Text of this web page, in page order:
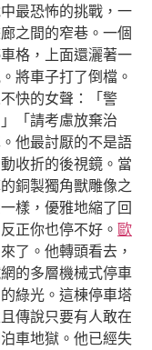
最恐怖的挑戰，一
之間的窄巷。一個
格，上面還灑著一
將車子打了倒檔。
快的女聲：「警
「請考慮放棄治
他最討厭的不是語
收折的後視鏡。當
銅製獨角獸雕像之
樣，優雅地縮了回
正你也停不好。 歐
了。他轉頭看去，
的多層機械式停車
綠光。這棟停車塔
傳說只要有人敢在
車地獄。他已經失